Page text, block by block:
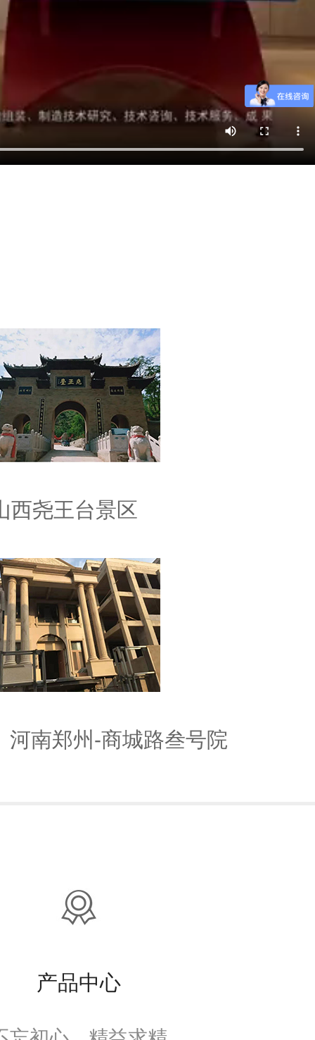
西尧王台景区
河南郑州-商城路叁号院
产品中心